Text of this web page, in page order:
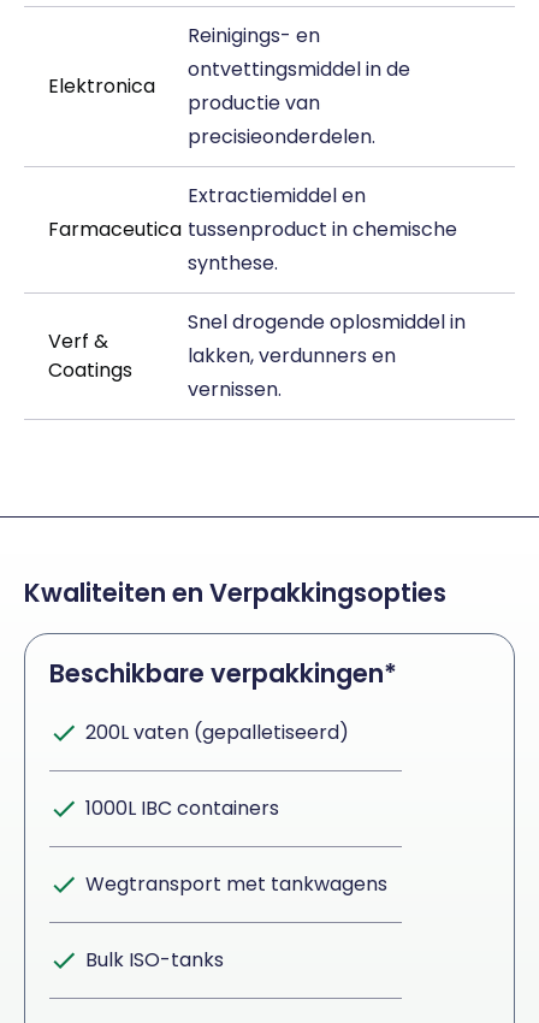
Elektronica
Reinigings- en
ontvettingsmiddel in de
productie van
precisieonderdelen.
Farmaceutica
Extractiemiddel en
tussenproduct in chemische
synthese.
Verf &
Coatings
Snel drogende oplosmiddel in
lakken, verdunners en
vernissen.
Kwaliteiten en Verpakkingsopties
Beschikbare verpakkingen*
200L vaten (gepalletiseerd)
1000L IBC containers
Wegtransport met tankwagens
Bulk ISO-tanks